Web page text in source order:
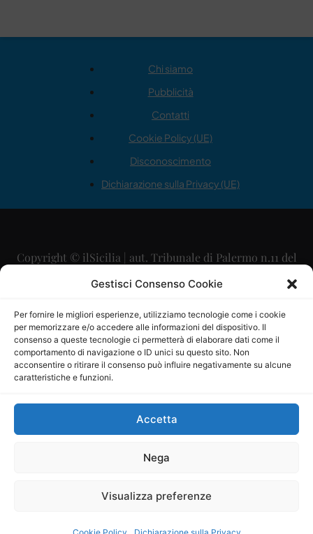
Gestisci Consenso Cookie
Per fornire le migliori esperienze, utilizziamo tecnologie come i cookie
per memorizzare e/o accedere alle informazioni del dispositivo. Il
consenso a queste tecnologie ci permetterà di elaborare dati come il
comportamento di navigazione o ID unici su questo sito. Non
acconsentire o ritirare il consenso può influire negativamente su alcune
caratteristiche e funzioni.
Accetta
Nega
Visualizza preferenze
Chi siamo
Pubblicità
Contatti
Cookie Policy (UE)
Disconoscimento
Dichiarazione sulla Privacy (UE)
Copyright © ilSicilia | aut. Tribunale di Palermo n.11 del
29/09/2015
Direttore Editoriale: Maurizio Scaglione
Direttore Responsabile: Maria Calabrese
P.IVA: 06334930820
Mercurio Comunicazione Società Cooperativa a r.l. è
iscritta al Registro degli Operatori di Comunicazione al
Sito gestito daLa Digitale srl–info@ladigitale.it